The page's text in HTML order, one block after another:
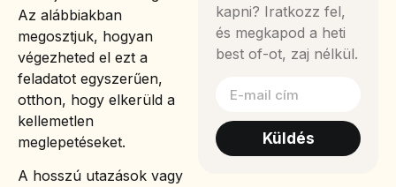
Az alábbiakban
megosztjuk, hogyan
végezheted el ezt a
feladatot egyszerűen,
otthon, hogy elkerüld a
kellemetlen
meglepetéseket.
A hosszú utazások vagy
kapni? Iratkozz fel,
és megkapod a heti
best of-ot, zaj nélkül.
Küldés